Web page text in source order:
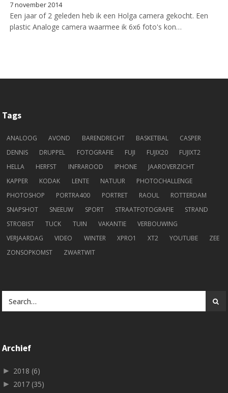
7 november 2014
Een jaar of 2 geleden heb ik een Holga camera gekocht. Een
plastic Analoge camera waarmee ik 6x6 foto's kon…
Tags
ANALOOG AVOND BARENDRECHT BASKETBAL
CASPER
DENNIS
DRUPPEL FOTOGRAFIE FUJI FUJIX20
FUJIXT2
HELLA
HERFST INFRAROOD IPHONE
JAAROVERZICHT
KAPPER
KODAK LENTE NATUUR
PHOTOCHALLENGE
PHOTOSHOP
PORTRA400 PORTRET RAOUL
ROTTERDAM
SNAPSHOT
SNEEUW SPORT STRAATFOTOGRAFIE
STRAND
STROBIST
TUCK TUIN VAKANTIE
VERBOUWING
VERJAARDAG
VIDEO WINTER XPRO1 XT2 YOUTUBE
ZEE
ZONSOPKOMST
ZWARTWIT
Archief
► 2018 (6)
► 2017 (35)